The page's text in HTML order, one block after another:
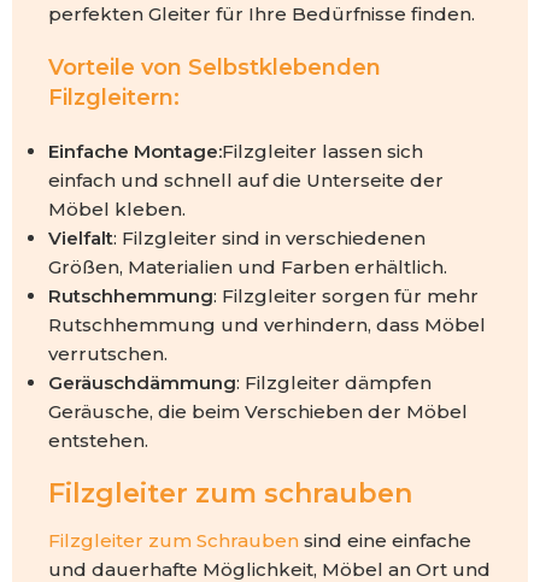
perfekten Gleiter für Ihre Bedürfnisse finden.
Vorteile von Selbstklebenden
Filzgleitern:
Einfache Montage:Filzgleiter lassen sich
einfach und schnell auf die Unterseite der
Möbel kleben.
Vielfalt: Filzgleiter sind in verschiedenen
Größen, Materialien und Farben erhältlich.
Rutschhemmung: Filzgleiter sorgen für mehr
Rutschhemmung und verhindern, dass Möbel
verrutschen.
Geräuschdämmung: Filzgleiter dämpfen
Geräusche, die beim Verschieben der Möbel
entstehen.
Filzgleiter zum schrauben
Filzgleiter zum Schrauben sind eine einfache
und dauerhafte Möglichkeit, Möbel an Ort und